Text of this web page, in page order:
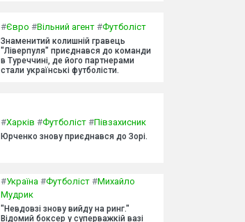
#Євро #Вільний агент #Футболіст
Знаменитий колишній гравець
"Ліверпуля" приєднався до команди
в Туреччині, де його партнерами
стали українські футболісти.
#Харків #Футболіст #Півзахисник
Юрченко знову приєднався до Зорі.
#Україна #Футболіст #Михайло
Мудрик
"Невдовзі знову вийду на ринг."
Відомий боксер у суперважкій вазі